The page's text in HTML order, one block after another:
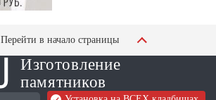
Перейти в начало страницы
Изготовление
памятников